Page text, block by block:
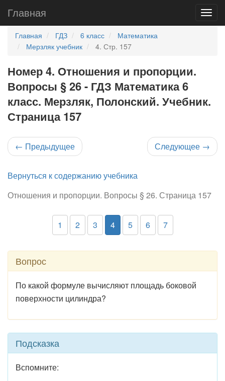
Главная
Главная ГДЗ 6 класс
Математика
Мерзляк учебник
4. Стр. 157
Номер 4. Отношения и пропорции.
Вопросы § 26 - ГДЗ Математика 6
класс. Мерзляк, Полонский. Учебник.
Страница 157
← Предыдущее Следующее →
Вернуться к содержанию учебника
Отношения и пропорции. Вопросы § 26. Страница 157
1 2 3 4 5 6 7
Вопрос
По какой формуле вычисляют площадь боковой
поверхности цилиндра?
Подсказка
Вспомните: